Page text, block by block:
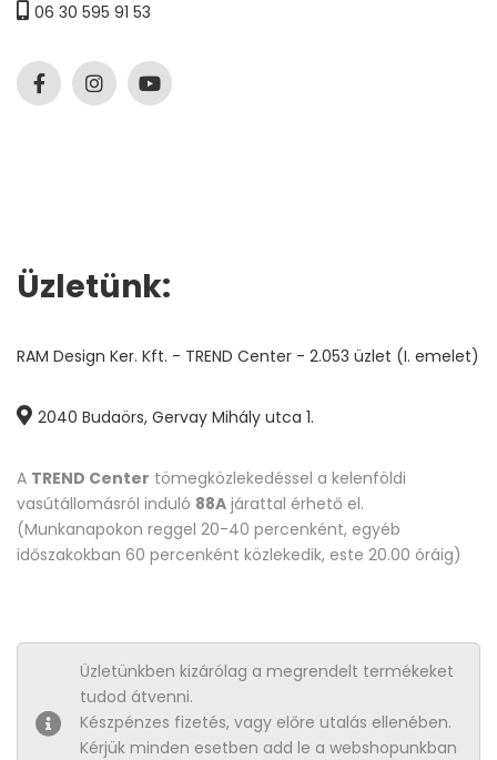
06 30 595 91 53
Üzletünk:
RAM Design Ker. Kft. - TREND Center - 2.053 üzlet (I. emelet)
2040 Budaörs, Gervay Mihály utca 1.
A TREND Center tömegközlekedéssel a kelenföldi
vasútállomásról induló 88A járattal érhető el.
(Munkanapokon reggel 20-40 percenként, egyéb
időszakokban 60 percenként közlekedik, este 20.00 óráig)
Üzletünkben kizárólag a megrendelt termékeket
tudod átvenni.
Készpénzes fizetés, vagy előre utalás ellenében.
Kérjük minden esetben add le a webshopunkban